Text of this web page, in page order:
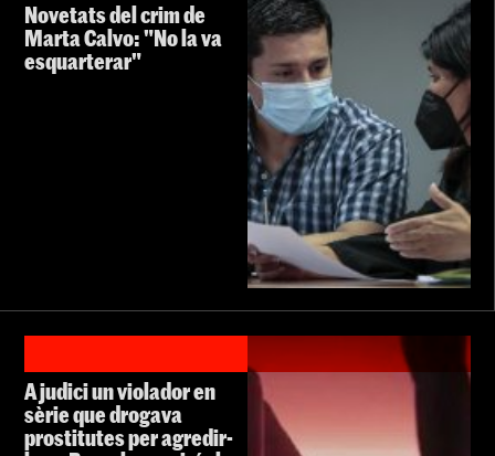
Novetats del crim de
Marta Calvo: "No la va
esquarterar"
A judici un violador en
sèrie que drogava
prostitutes per agredir-